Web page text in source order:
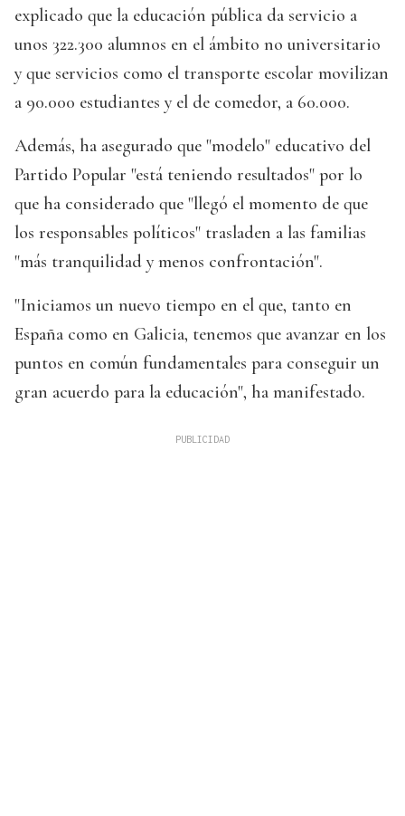
explicado que la educación pública da servicio a
unos 322.300 alumnos en el ámbito no universitario
y que servicios como el transporte escolar movilizan
a 90.000 estudiantes y el de comedor, a 60.000.
Además, ha asegurado que "modelo" educativo del
Partido Popular "está teniendo resultados" por lo
que ha considerado que "llegó el momento de que
los responsables políticos" trasladen a las familias
"más tranquilidad y menos confrontación".
"Iniciamos un nuevo tiempo en el que, tanto en
España como en Galicia, tenemos que avanzar en los
puntos en común fundamentales para conseguir un
gran acuerdo para la educación", ha manifestado.